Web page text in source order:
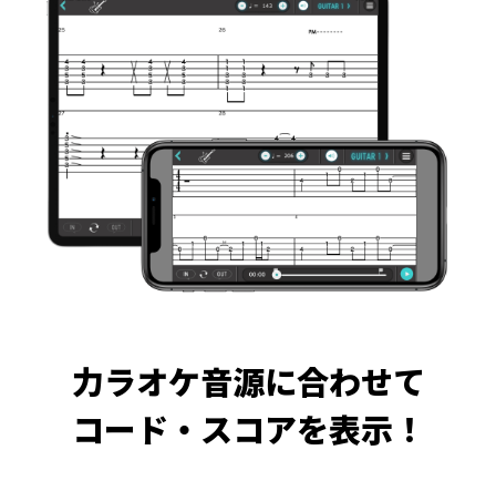
力ラオケ音源に合わせて
コード・スコアを表示！